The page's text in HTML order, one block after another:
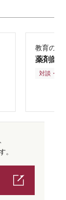
教育の再
薬剤師
対談・座
。